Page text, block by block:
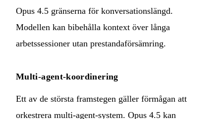
Opus 4.5 gränserna för konversationslängd.
Modellen kan bibehålla kontext över långa
arbetssessioner utan prestandaförsämring.
Multi-agent-koordinering
Ett av de största framstegen gäller förmågan att
orkestrera multi-agent-system. Opus 4.5 kan